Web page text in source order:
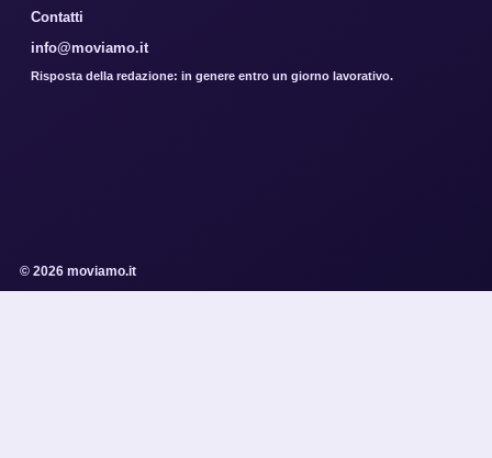
Contatti
info@moviamo.it
Risposta della redazione: in genere entro un giorno lavorativo.
© 2026 moviamo.it